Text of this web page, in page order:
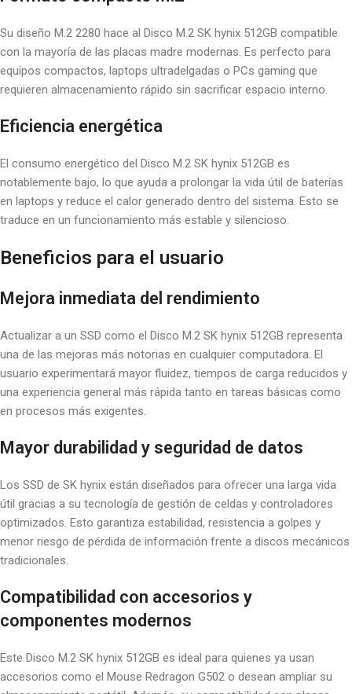
Su diseño M.2 2280 hace al Disco M.2 SK hynix 512GB compatible
con la mayoría de las placas madre modernas. Es perfecto para
equipos compactos, laptops ultradelgadas o PCs gaming que
requieren almacenamiento rápido sin sacrificar espacio interno.
Eficiencia energética
El consumo energético del Disco M.2 SK hynix 512GB es
notablemente bajo, lo que ayuda a prolongar la vida útil de baterías
en laptops y reduce el calor generado dentro del sistema. Esto se
traduce en un funcionamiento más estable y silencioso.
Beneficios para el usuario
Mejora inmediata del rendimiento
Actualizar a un SSD como el Disco M.2 SK hynix 512GB representa
una de las mejoras más notorias en cualquier computadora. El
usuario experimentará mayor fluidez, tiempos de carga reducidos y
una experiencia general más rápida tanto en tareas básicas como
en procesos más exigentes.
Mayor durabilidad y seguridad de datos
Los SSD de SK hynix están diseñados para ofrecer una larga vida
útil gracias a su tecnología de gestión de celdas y controladores
optimizados. Esto garantiza estabilidad, resistencia a golpes y
menor riesgo de pérdida de información frente a discos mecánicos
tradicionales.
Compatibilidad con accesorios y
componentes modernos
Este Disco M.2 SK hynix 512GB es ideal para quienes ya usan
accesorios como el Mouse Redragon G502 o desean ampliar su